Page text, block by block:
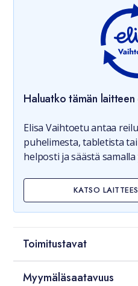
Haluatko tämän laitteen
Elisa Vaihtoetu antaa
puhelimesta, tabletista
helposti ja säästä
KATSO
Toimitustavat
Myymäläsaatavuus